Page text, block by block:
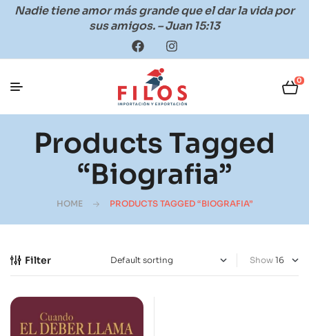
Nadie tiene amor más grande que el dar la vida por
sus amigos. – Juan 15:13
0
Products Tagged
“Biografia”
HOME PRODUCTS TAGGED “BIOGRAFIA”
Filter Show